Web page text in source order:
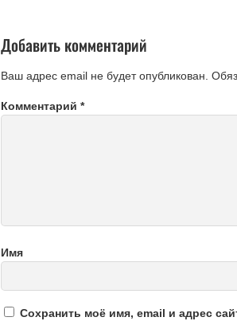
Добавить комментарий
Ваш адрес email не будет опубликован.
Комментарий*
Имя
Сохранить моё имя, email и адрес